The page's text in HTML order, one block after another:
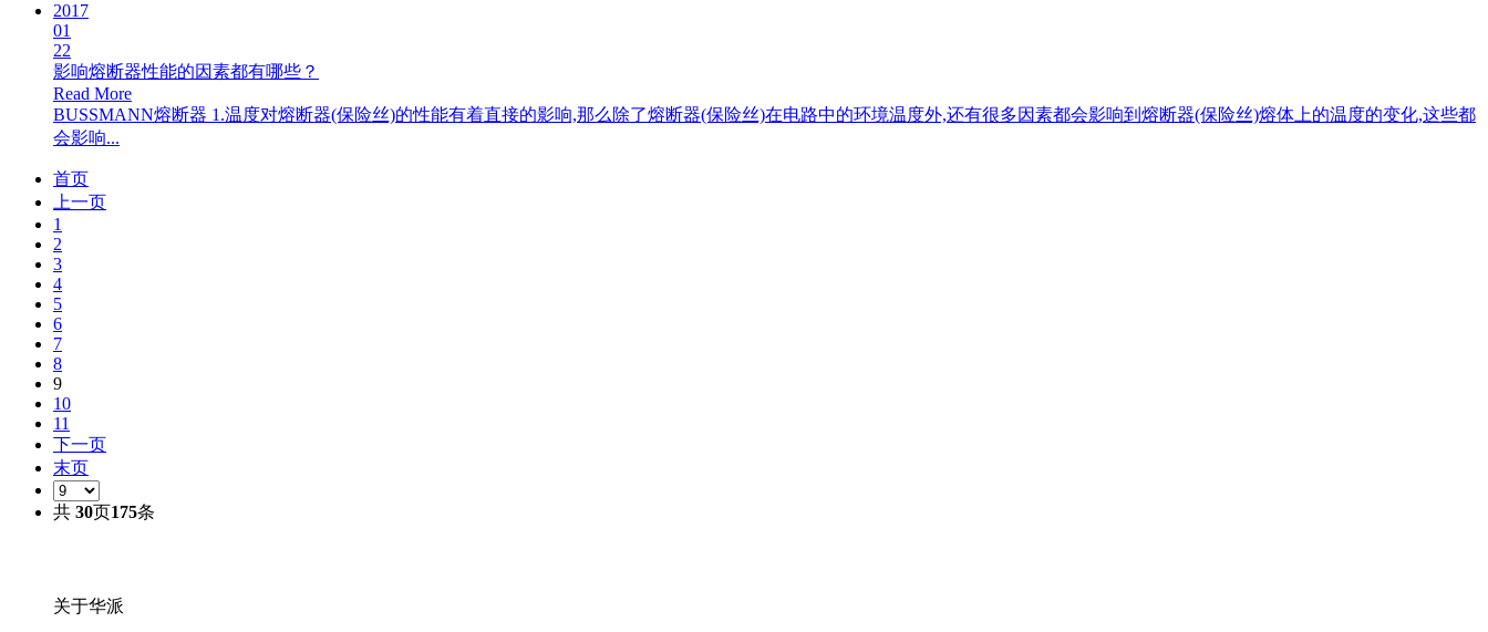
2017
01
22
影响熔断器性能的因素都有哪些？
Read More
BUSSMANN熔断器 1.温度对熔断器(保险丝)的性能有着直接的影响,那么除了熔断器(保险丝)在电路中的环境温度外,还有很多因素都会影响到熔断器(保险丝)熔体上的温度的变化,这些都
会影响...
首页
上一页
1
2
3
4
5
6
7
8
9
10
11
下一页
末页
共 30页175条
关于华派